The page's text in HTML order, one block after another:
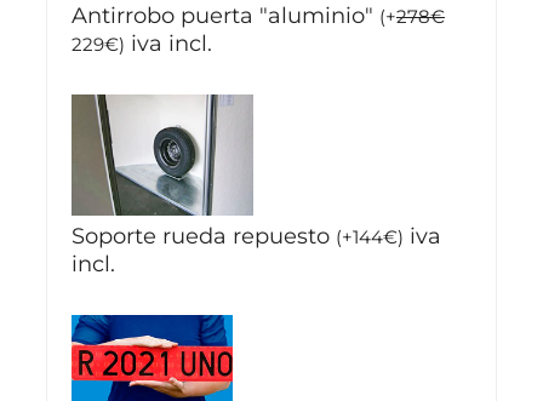
Antirrobo puerta "aluminio" (+278€
229€) iva incl.
Soporte rueda repuesto (+144€) iva
incl.